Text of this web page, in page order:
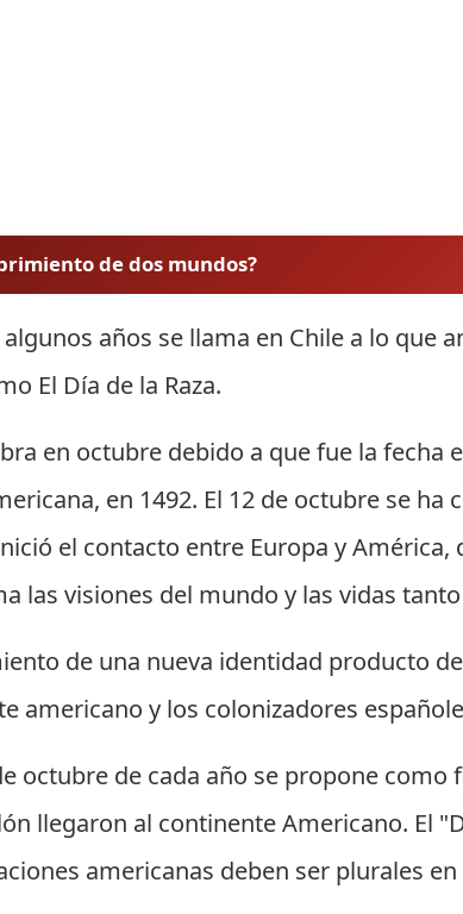
de dos mundos?
años se llama en Chile a lo que
El Día de la Raza.
en octubre debido a que fue la fecha
en 1492. El 12 de octubre se
el contacto entre Europa y
las visiones del mundo y las vidas
de una nueva identidad producto
americano y los colonizadores
octubre de cada año se propone
llegaron al continente Americano. El
americanas deben ser plurales